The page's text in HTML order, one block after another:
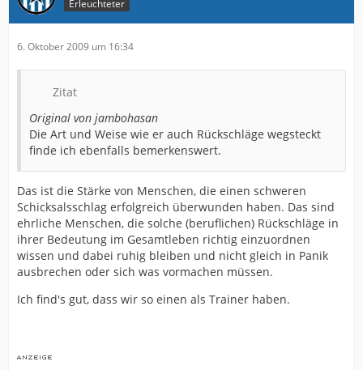
Erleuchteter
6. Oktober 2009 um 16:34
Zitat
Original von jambohasan
Die Art und Weise wie er auch Rückschläge wegsteckt
finde ich ebenfalls bemerkenswert.
Das ist die Stärke von Menschen, die einen schweren
Schicksalsschlag erfolgreich überwunden haben. Das sind
ehrliche Menschen, die solche (beruflichen) Rückschläge in
ihrer Bedeutung im Gesamtleben richtig einzuordnen
wissen und dabei ruhig bleiben und nicht gleich in Panik
ausbrechen oder sich was vormachen müssen.
Ich find's gut, dass wir so einen als Trainer haben.